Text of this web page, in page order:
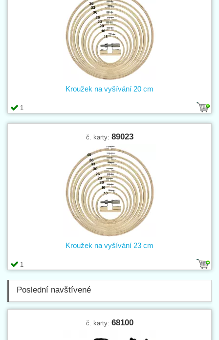
1
Kroužek na vyšívání 20 cm
č. karty: 89023
1
Kroužek na vyšívání 23 cm
Poslední navštívené
č. karty: 68100